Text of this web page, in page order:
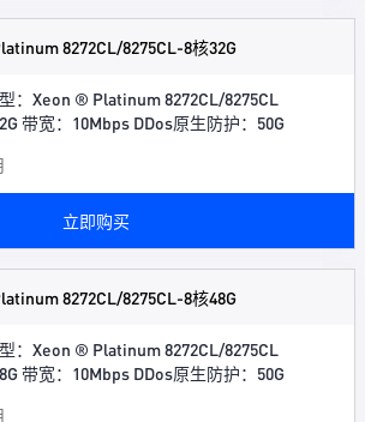
8272CL/8275CL-8核32G
：Xeon ® Platinum 8272CL/8275CL
带宽：10Mbps DDos原生防护：50G
立即购买
8272CL/8275CL-8核48G
：Xeon ® Platinum 8272CL/8275CL
带宽：10Mbps DDos原生防护：50G